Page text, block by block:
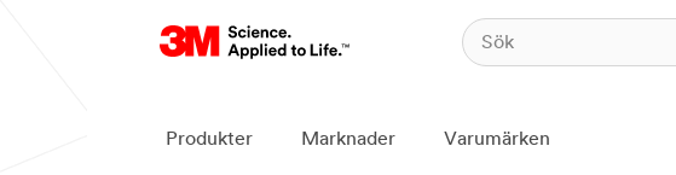
Produkter Marknader Varumärken